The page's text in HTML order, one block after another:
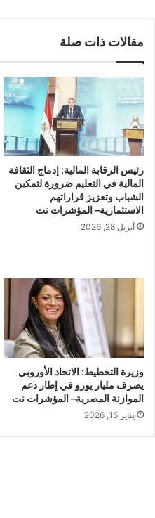
مقالات ذات صلة
رئيس الرقابة المالية: إدماج الثقافة
المالية في التعليم ضرورة لتمكين
الشباب وتعزيز قراراتهم
الاستثمارية– المؤشرات نت
أبريل 28, 2026
وزيرة التخطيط: الاتحاد الأوروبي
يصرف مليار يورو في إطار دعم
الموازنة المصرية– المؤشرات نت
يناير 15, 2026